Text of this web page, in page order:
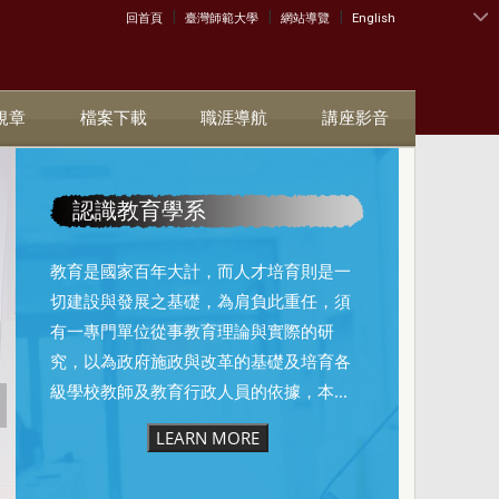
:::
回首頁 | 臺灣師範大學 | 網站導覽 | English
章 檔案下載 職涯導航 講座影音
認識教育學系
教育是國家百年大計，而人才培育則是一
切建設與發展之基礎，為肩負此重任，須
有一專門單位從事教育理論與實際的研
究，以為政府施政與改革的基礎及培育各
級學校教師及教育行政人員的依據，本...
LEARN MORE